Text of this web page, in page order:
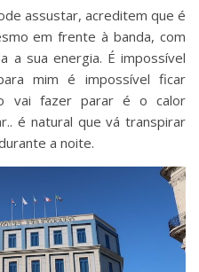
assustar, acreditem que é
em frente à banda, com
a sua energia. É impossível
mim é impossível ficar
vai fazer parar é o calor
é natural que vá transpirar
a noite.